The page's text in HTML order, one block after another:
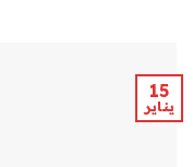
15
يناير